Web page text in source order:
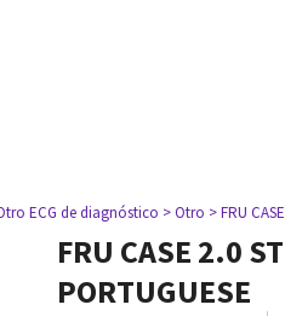
ECG de diagnóstico > Otro > FRU
FRU CASE 2.0
PORTUGUESE